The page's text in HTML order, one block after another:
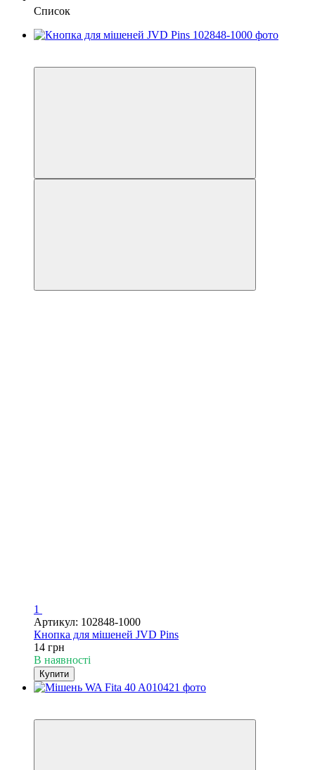
Список
1
Артикул: 102848-1000
Кнопка для мішеней JVD Pins
14 грн
В наявності
Купити